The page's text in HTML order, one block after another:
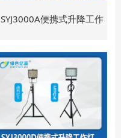
SYJ3000A便携式升降工作